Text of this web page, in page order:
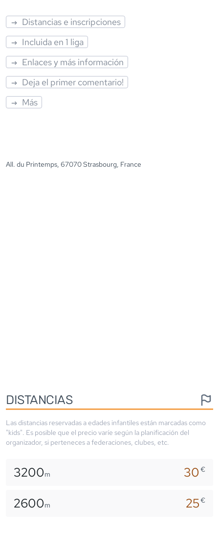
Distancias e inscripciones
Incluida en 1 liga
Enlaces y más información
Deja el primer comentario!
Más
All. du Printemps, 67070 Strasbourg, France
DISTANCIAS
Las distancias reservadas a edades infantiles están marcadas como
"kids". Es posible que el precio varíe según la planificación del
organizador, si perteneces a federaciones, clubes, etc.
3200m 30€
2600m 25€